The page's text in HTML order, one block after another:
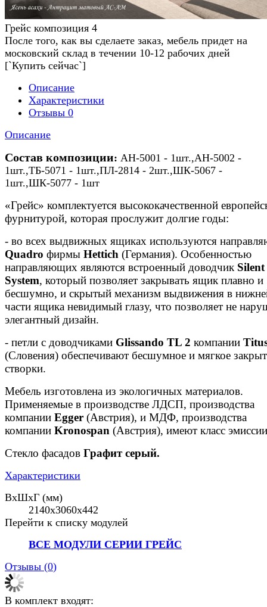
Грейс композиция 4
После того, как вы сделаете заказ, мебель придет на
московский склад в течении 10-12 рабочих дней
[`Купить сейчас`]
Описание
Характеристики
Отзывы 0
Описание
Cостав композиции: АН-5001 - 1шт.,АН-5002 -
1шт.,ТБ-5071 - 1шт.,ПЛ-2814 - 2шт.,ШК-5067 -
1шт.,ШК-5077 - 1шт
«Грейс» комплектуется высококачественной
фурнитурой, которая прослужит долгие годы:
- во всех выдвижных ящиках используются
Quadro фирмы Hettich (Германия). Особенностью
направляющих являются встроенный доводчик Silent
System, который позволяет закрывать ящик плавно и
бесшумно, и скрытый механизм выдвижения в
части ящика невидимый глазу, что позволяет не
элегантный дизайн.
- петли с доводчиками Glissando TL 2 компании
(Словения) обеспечивают бесшумное и мягкое
створки.
Мебель изготовлена из экологичных материалов.
Применяемые в производстве ЛДСП, производства
компании Egger (Австрия), и МДФ, производства
компании Kronospan (Австрия), имеют класс
Стекло фасадов Графит серый.
Характеристики
ВхШхГ (мм)
2140х3060х442
Перейти к списку модулей
ВСЕ МОДУЛИ СЕРИИ ГРЕЙС
Отзывы (0)
В комплект входят: